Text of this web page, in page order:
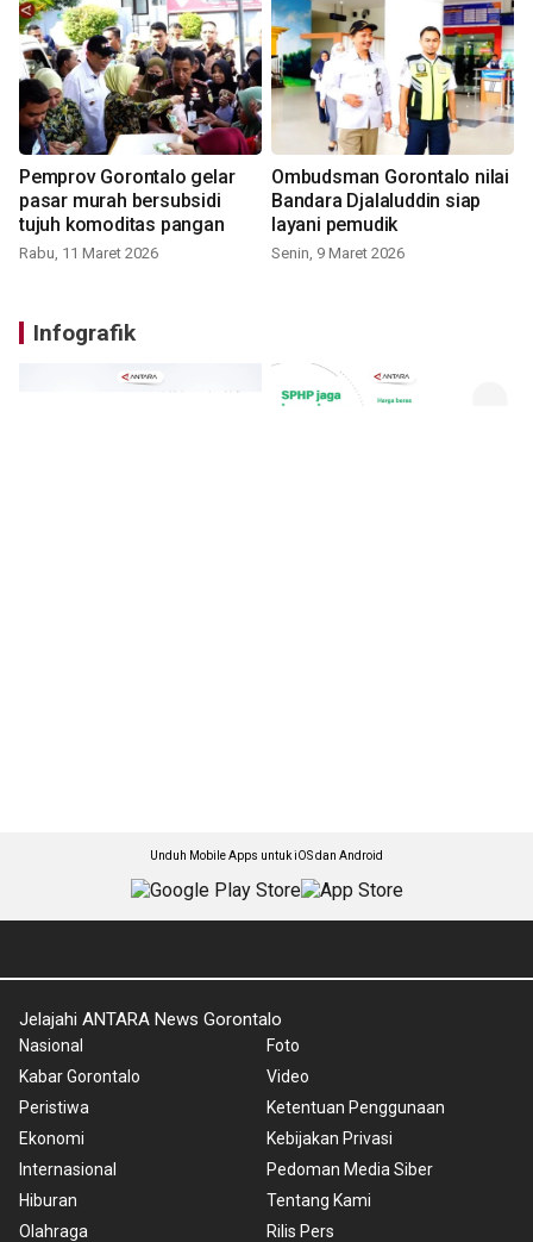
Pemprov Gorontalo gelar
pasar murah bersubsidi
tujuh komoditas pangan
Rabu, 11 Maret 2026
Ombudsman Gorontalo nilai
Bandara Djalaluddin siap
layani pemudik
Senin, 9 Maret 2026
Infografik
Unduh Mobile Apps untuk iOS dan Android
Jelajahi ANTARA News Gorontalo
Nasional
Kabar Gorontalo
Peristiwa
Ekonomi
Internasional
Hiburan
Olahraga
Foto
Video
Ketentuan Penggunaan
Kebijakan Privasi
Pedoman Media Siber
Tentang Kami
Rilis Pers